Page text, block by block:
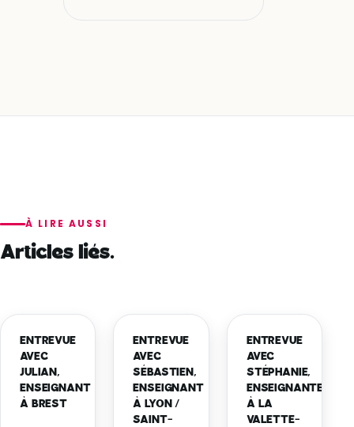
À LIRE AUSSI
Articles liés.
ENTREVUE
AVEC
JULIAN,
ENSEIGNANT
À BREST
ENTREVUE
AVEC
SÉBASTIEN,
ENSEIGNANT
À LYON /
SAINT-
ENTREVUE
AVEC
STÉPHANIE,
ENSEIGNANTE
À LA
VALETTE-